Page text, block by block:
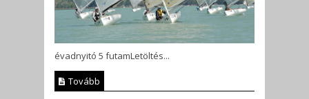
évadnyitó 5 futamLetöltés...
Tovább